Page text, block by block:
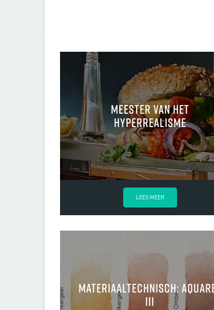
meester van het
hyperrealisme
LEES MEER
Materiaaltechnisch:
III